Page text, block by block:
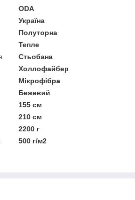
ODA
Україна
Полуторна
Тепле
Стьобана
Холлофайбер
Мікрофібра
Бежевий
155 см
210 см
2200 г
500 г/м2